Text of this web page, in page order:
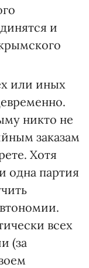
и
или иных
никто не
заказам
Хотя
одна партия
всех
(за